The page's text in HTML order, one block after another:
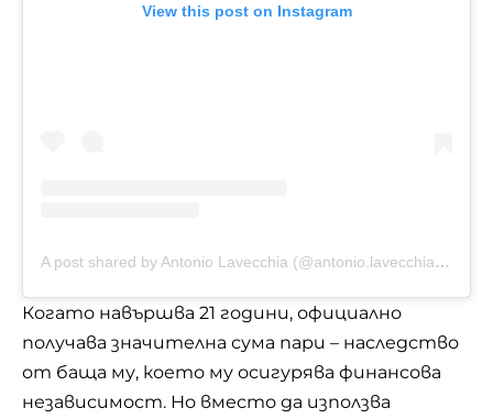
View this post on Instagram
A post shared by Antonio Lavecchia (@antonio.lavecchia68)
Когато навършва 21 години, официално
получава значителна сума пари – наследство
от баща му, което му осигурява финансова
независимост. Но вместо да използва